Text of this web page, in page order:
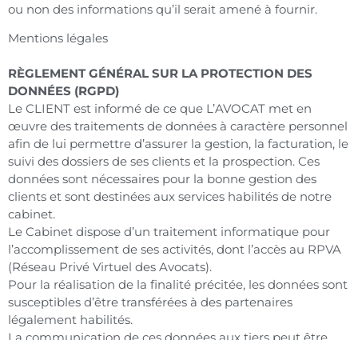
ou non des informations qu’il serait amené à fournir.
Mentions légales
RÈGLEMENT GÉNÉRAL SUR LA PROTECTION DES
DONNÉES (RGPD)
Le CLIENT est informé de ce que L’AVOCAT met en
œuvre des traitements de données à caractère personnel
afin de lui permettre d’assurer la gestion, la facturation, le
suivi des dossiers de ses clients et la prospection. Ces
données sont nécessaires pour la bonne gestion des
clients et sont destinées aux services habilités de notre
cabinet.
Le Cabinet dispose d’un traitement informatique pour
l’accomplissement de ses activités, dont l’accès au RPVA
(Réseau Privé Virtuel des Avocats).
Pour la réalisation de la finalité précitée, les données sont
susceptibles d’être transférées à des partenaires
légalement habilités.